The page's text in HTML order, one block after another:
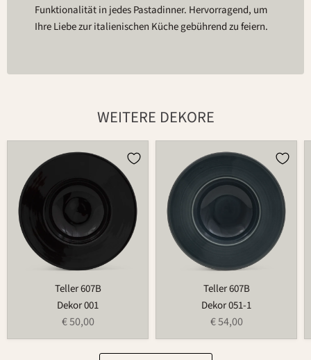
Funktionalität in jedes Pastadinner. Hervorragend, um
Ihre Liebe zur italienischen Küche gebührend zu feiern.
WEITERE DEKORE
Teller 607B
Dekor 001
€ 50,00
Teller 607B
Dekor 051-1
€ 54,00